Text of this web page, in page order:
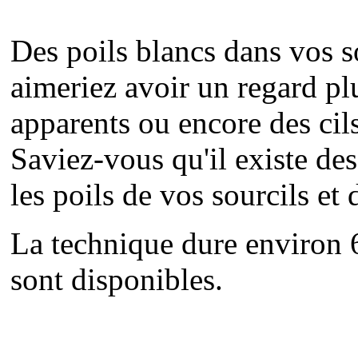
Des poils blancs dans vos
aimeriez avoir un regard
apparents ou encore des
Saviez-vous qu'il existe
les poils de vos sourcils et
La technique dure environ
sont disponibles.